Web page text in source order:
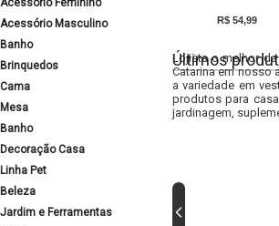
Acessório Feminino
Acessório Masculino
Banho
Brinquedos
Cama
Mesa
Banho
Decoração Casa
Linha Pet
Beleza
Jardim e Ferramentas
R$ 54,99
Últimos
Lojista o melhor
Catarina em nosso
a variedade em
produtos para
jardinagem,